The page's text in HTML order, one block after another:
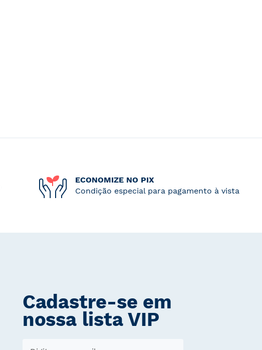
ECONOMIZE NO PIX
Condição especial para pagamento à vista
Cadastre-se em
nossa lista VIP